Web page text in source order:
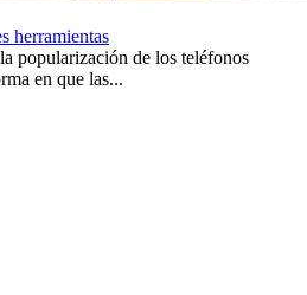
herramientas
popularización de los teléfonos
en que las...